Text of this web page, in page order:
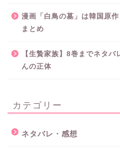
漫画「白鳥の墓」は韓国原
まとめ
【生贄家族】8巻までネタ
んの正体
カテゴリー
ネタバレ・感想
無料で